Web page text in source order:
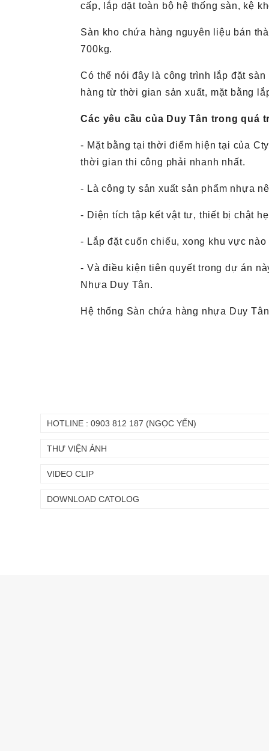
cấp, lắp dặt toàn bộ hệ thống sàn, kệ
Sàn kho chứa hàng nguyên liệu bán
700kg.
Có thể nói đây là công trình lắp đặt
hàng từ thời gian sản xuất, mặt bằng
Các yêu cầu của Duy Tân trong quá
- Mặt bằng tại thời điểm hiện tại của
thời gian thi công phải nhanh nhất.
- Là công ty sản xuất sản phẩm nhựa
- Diện tích tập kết vật tư, thiết bị chật
- Lắp đặt cuốn chiếu, xong khu vực
- Và điều kiện tiên quyết trong dự án
Nhựa Duy Tân.
Hệ thống Sàn chứa hàng nhựa Duy
HOTLINE : 0903 812 187 (NGỌC YẾN)
THƯ VIỆN ẢNH
VIDEO CLIP
DOWNLOAD CATOLOG